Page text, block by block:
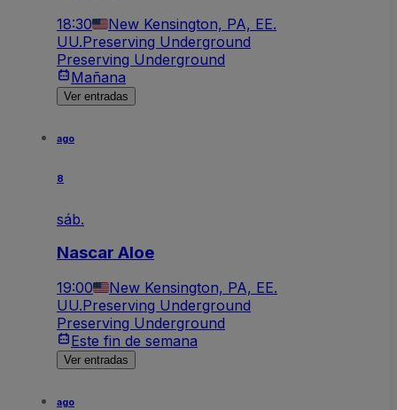
18:30
New Kensington, PA, EE.
UU.Preserving Underground
Preserving Underground
Mañana
Ver entradas
ago
8
sáb.
Nascar Aloe
19:00
New Kensington, PA, EE.
UU.Preserving Underground
Preserving Underground
Este fin de semana
Ver entradas
ago